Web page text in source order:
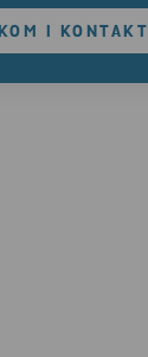
KOM I KONTAKT